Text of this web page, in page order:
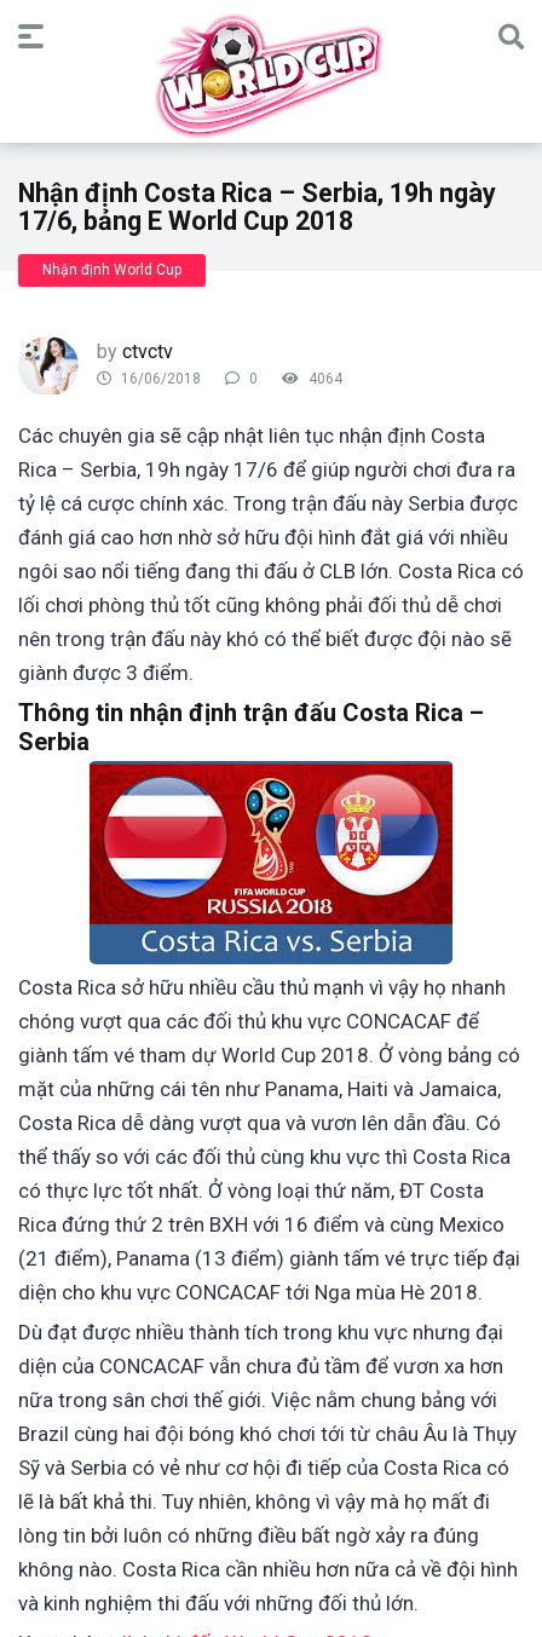
Nhận định Costa Rica – Serbia, 19h ngày
17/6, bảng E World Cup 2018
Nhận định World Cup
by ctvctv
16/06/2018 0 4064
Các chuyên gia sẽ cập nhật liên tục nhận định Costa
Rica – Serbia, 19h ngày 17/6 để giúp người chơi đưa ra
tỷ lệ cá cược chính xác. Trong trận đấu này Serbia được
đánh giá cao hơn nhờ sở hữu đội hình đắt giá với nhiều
ngôi sao nổi tiếng đang thi đấu ở CLB lớn. Costa Rica có
lối chơi phòng thủ tốt cũng không phải đối thủ dễ chơi
nên trong trận đấu này khó có thể biết được đội nào sẽ
giành được 3 điểm.
Thông tin nhận định trận đấu Costa Rica –
Serbia
Costa Rica sở hữu nhiều cầu thủ mạnh vì vậy họ nhanh
chóng vượt qua các đối thủ khu vực CONCACAF để
giành tấm vé tham dự World Cup 2018. Ở vòng bảng có
mặt của những cái tên như Panama, Haiti và Jamaica,
Costa Rica dễ dàng vượt qua và vươn lên dẫn đầu. Có
thể thấy so với các đối thủ cùng khu vực thì Costa Rica
có thực lực tốt nhất. Ở vòng loại thứ năm, ĐT Costa
Rica đứng thứ 2 trên BXH với 16 điểm và cùng Mexico
(21 điểm), Panama (13 điểm) giành tấm vé trực tiếp đại
diện cho khu vực CONCACAF tới Nga mùa Hè 2018.
Dù đạt được nhiều thành tích trong khu vực nhưng đại
diện của CONCACAF vẫn chưa đủ tầm để vươn xa hơn
nữa trong sân chơi thế giới. Việc nằm chung bảng với
Brazil cùng hai đội bóng khó chơi tới từ châu Âu là Thụy
Sỹ và Serbia có vẻ như cơ hội đi tiếp của Costa Rica có
lẽ là bất khả thi. Tuy nhiên, không vì vậy mà họ mất đi
lòng tin bởi luôn có những điều bất ngờ xảy ra đúng
không nào. Costa Rica cần nhiều hơn nữa cả về đội hình
và kinh nghiệm thi đấu với những đối thủ lớn.